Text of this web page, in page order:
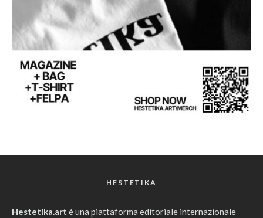
HESTETIKA
Hestetika.art è una piattaforma editoriale internazionale